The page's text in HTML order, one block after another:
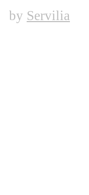
by Servilia